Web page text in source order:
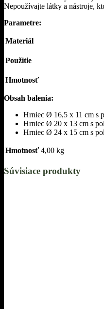
Nepoužívajte látky a nástroje,
Parametre:
Materiál
Použitie
Hmotnosť
Obsah balenia:
Hrniec Ø 16,5 x 11 cm s
Hrniec Ø 20 x 13 cm s
Hrniec Ø 24 x 15 cm s
Hmotnosť 4,00 kg
Súvisiace produkty